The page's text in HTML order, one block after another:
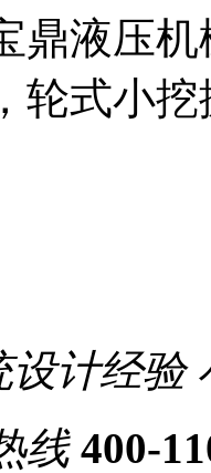
鼎液压
轮式小
设计经验
线 400-